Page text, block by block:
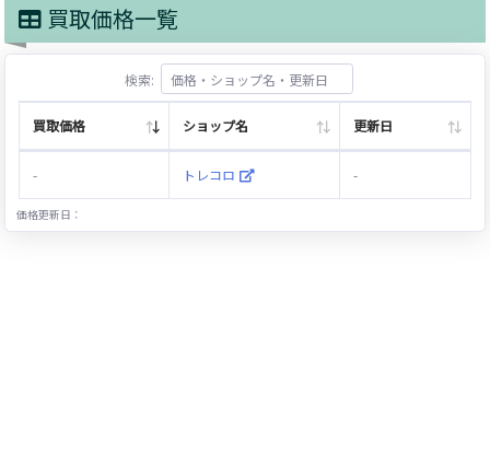
買取価格一覧
検索:
買取価格 ショップ名 更新日
- トレコロ -
価格更新日：